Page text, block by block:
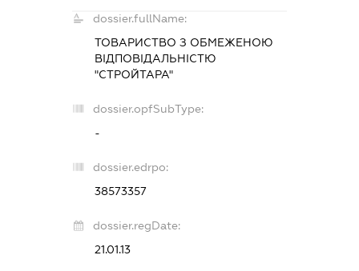
dossier.fullName:
ТОВАРИСТВО З ОБМЕЖЕНОЮ
ВІДПОВІДАЛЬНІСТЮ
"СТРОЙТАРА"
dossier.opfSubType:
-
dossier.edrpo:
38573357
dossier.regDate:
21.01.13